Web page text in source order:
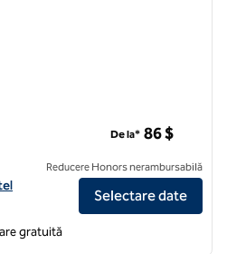
Tru by Hilton Mobile
De la* 86 $
Reducere Honors nerambursabilă
Selectare date
gratuită